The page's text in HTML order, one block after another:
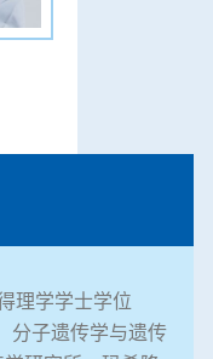
理学学士学位
分子遗传学与遗传